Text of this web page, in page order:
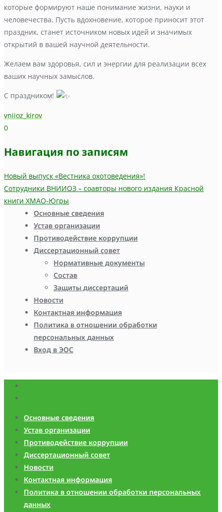
которые формируют наше понимание жизни, науки и
человечества. Пусть вдохновение, которое приносит этот
праздник, станет источником новых идей и значимых
открытий в вашей научной деятельности.
Желаем вам здоровья, сил и энергии для реализации всех
ваших научных замыслов.
С праздником!
vniioz_kirov
0
Навигация по записям
Новый выпуск «Вестника охотоведения»!
Сотрудники ВНИИОЗ – соавторы нового издания Красной
книги ХМАО-Югры
Основные сведения
Устав организации
Противодействие коррупции
Диссертационный совет
Нормативные документы
Состав
Защиты диссертаций
Новости
Контактная информация
Политика в отношении обработки
персональных данных
Вход в ЭОС
Основные сведения
Устав организации
Противодействие коррупции
Диссертационный совет
Новости
Контактная информация
Политика в отношении обработки персональных
данных